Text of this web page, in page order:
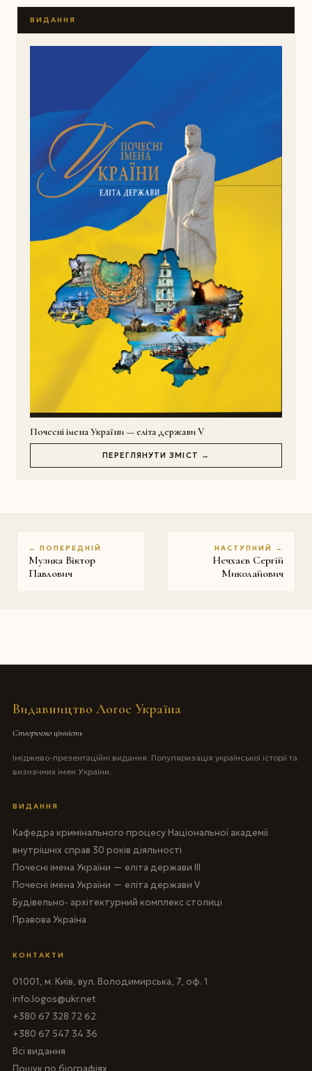
ВИДАННЯ
Почесні імена України — еліта держави V
ПЕРЕГЛЯНУТИ ЗМІСТ →
← ПОПЕРЕДНІЙ
Музика Віктор
Павлович
НАСТУПНИЙ →
Нечхаєв Сергій
Миколайович
Видавництво Логос Україна
Створюємо цінність
Іміджево-презентаційні видання. Популяризація української історії та
визначних імен України.
ВИДАННЯ
Кафедра кримінального процесу Національної академії
внутрішніх справ 30 років діяльності
Почесні імена України — еліта держави III
Почесні імена України — еліта держави V
Будівельно- архітектурний комплекс столиці
Правова Україна
КОНТАКТИ
01001, м. Київ, вул. Володимирська, 7, оф. 1
info.logos@ukr.net
+380 67 328 72 62
+380 67 547 34 36
Всі видання